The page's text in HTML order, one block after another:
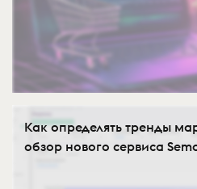
Как определять тренды
обзор нового сервиса